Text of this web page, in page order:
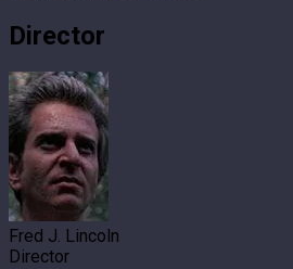
Director
Fred J. Lincoln
Director